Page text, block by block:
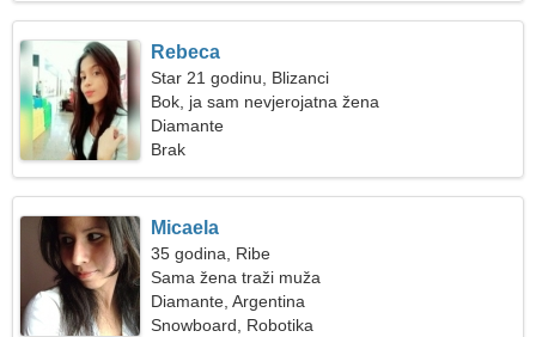
Rebeca
Star 21 godinu, Blizanci
Bok, ja sam nevjerojatna žena
Diamante
Brak
Micaela
35 godina, Ribe
Sama žena traži muža
Diamante, Argentina
Snowboard, Robotika